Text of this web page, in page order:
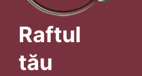
Raftul
tău